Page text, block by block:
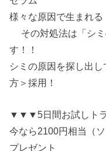
様々な原因で生まれる
その対処法は「シミ
す！！
シミの原因を探し出
方＞採用！
▼▼▼5日間お試しト
今なら2100円相当（
プレゼント